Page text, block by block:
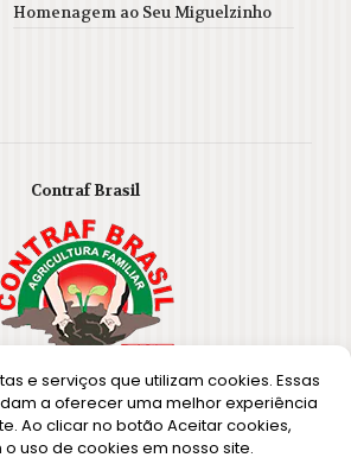
e serviços que utilizam cookies. Essas
a oferecer uma melhor experiência
Ao clicar no botão Aceitar cookies,
uso de cookies em nosso site.
Homenagem ao Seu Miguelzinho
Contraf Brasil